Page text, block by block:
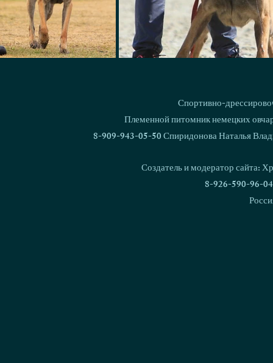
Спортивно-
Племенной питомник немецких
8-909-943-05-50 Спиридонова Наталья
Создатель и модератор сайта:
8-926-590-96-